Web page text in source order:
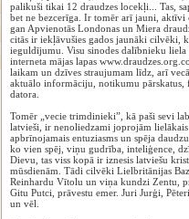
palikuši tikai 12 draudzes locekļi... Tas,
bet ne bezcerīga. Ir tomēr arī jauni, aktīvi
gan Apvienotās Londonas un Miera
citās ir iekļāvušies gados jaunāki cilvēki,
ieguldījumu. Visu sinodes dalībnieku
interneta mājas lapas
laikam un dzīves straujumam līdz, arī
aktuālo informāciju, notikumu pārskatus,
datora.
Tomēr „vecie trimdinieki”, kā paši sevi
latvieši, ir nenoliedzami joprojām
apbrīnojamais entuziasms un spēja
ko vien spēj, viņu gudrība, inteliģence,
Dievu, tas viss kopā ir iznesis latviešu
mūsdienām. Tādi cilvēki Lielbritānijas
Reinhardu Vītolu un viņa kundzi Zentu,
Gitu Putci, prāvestu emer. Juri Jurģi,
un vēl.